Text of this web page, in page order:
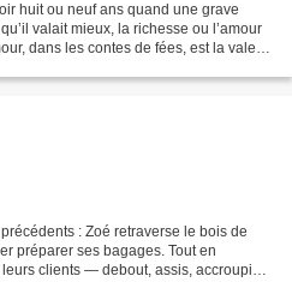
huit ou neuf ans quand une grave
valait mieux, la richesse ou l’amour
dans les contes de fées, est la valeur
: Zoé retraverse le bois de
préparer ses bagages. Tout en
clients — debout, assis, accroupis,